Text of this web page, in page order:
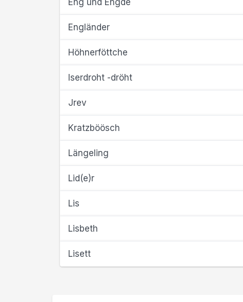
Eng und Engde
Engländer
Höhnerföttche
Iserdroht -dröht
Jrev
Kratzböösch
Längeling
Lid(e)r
Lis
Lisbeth
Lisett